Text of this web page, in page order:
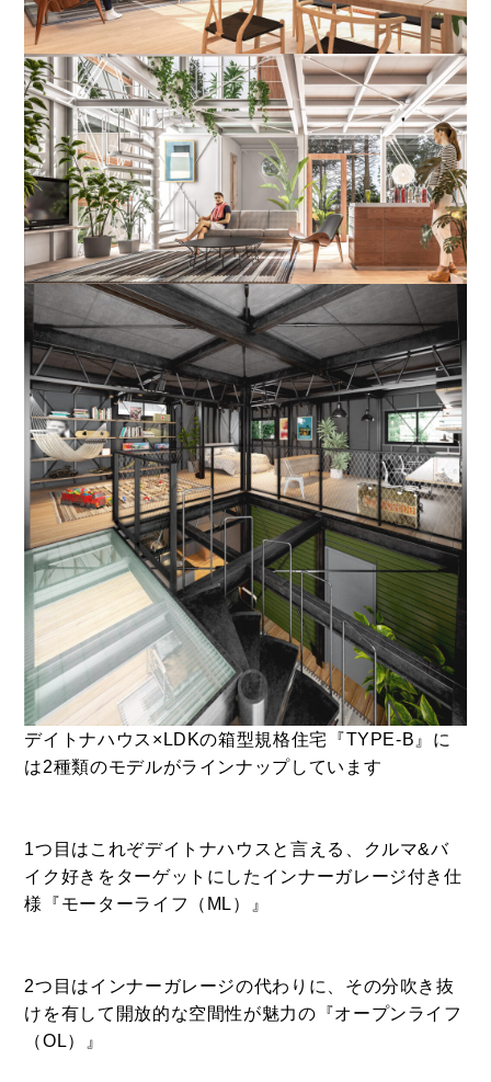
BUY 売買物件
SELL 物件の売却
DEVELOP 分譲地の紹介
デイトナハウス×LDKの箱型規格住宅『TYPE-B』に
は2種類のモデルがラインナップしています
1つ目はこれぞデイトナハウスと言える、クルマ&バ
イク好きをターゲットにしたインナーガレージ付き仕
様『モーターライフ（ML）』
2つ目はインナーガレージの代わりに、その分吹き抜
けを有して開放的な空間性が魅力の『オープンライフ
（OL）』